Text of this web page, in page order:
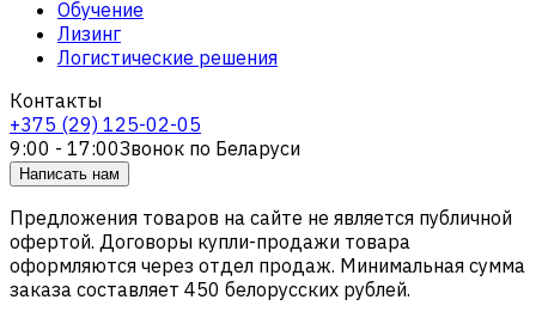
Обучение
Лизинг
Логистические решения
Контакты
+375 (29) 125-02-05
9:00 - 17:00Звонок по Беларуси
Написать нам
Предложения товаров на сайте не является публичной
офертой. Договоры купли-продажи товара
оформляются через отдел продаж. Минимальная сумма
заказа составляет 450 белорусских рублей.